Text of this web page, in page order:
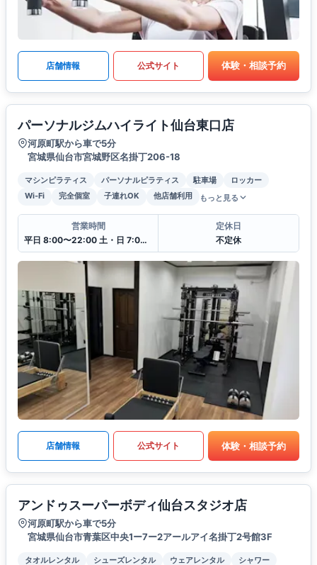
店舗情報 公式サイト 体験・相談予約
パーソナルジムハイライト仙台東口店
河原町駅から車で5分
宮城県仙台市宮城野区名掛丁206-18
マシンピラティス パーソナルピラティス 駐車場
ロッカー
Wi-Fi
完全個室 子連れOK 他店舗利用 もっと見る
営業時間
平日 8:00〜22:00 土・日 7:00〜21:00
定休日
不定休
店舗情報 公式サイト 体験・相談予約
アンドゥスーパーボディ仙台スタジオ店
河原町駅から車で5分
宮城県仙台市青葉区中央1ー7ー2アールアイ名掛丁2号館3F
タオルレンタル シューズレンタル ウェアレンタル シャワー